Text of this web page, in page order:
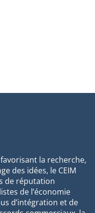
la recherche,
des idées, le CEIM
de réputation
de l’économie
d’intégration et de